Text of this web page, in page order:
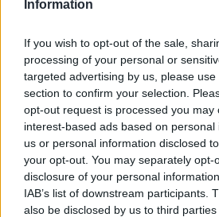
Information
If you wish to opt-out of the sale,
processing of your personal or
targeted advertising by us, please
section to confirm your selection.
opt-out request is processed you may
interest-based ads based on
us or personal information disclosed
your opt-out. You may separately opt-
disclosure of your personal
IAB’s list of downstream participants.
also be disclosed by us to third
Online diskuse
Redakce Ekolistu vítá čtenářské názory,
že zde publikujete svůj příspěvek, se ale
dodržovat pravidla diskuse
. V případě
vyhrazuje právo smazat diskusní příspěvěk